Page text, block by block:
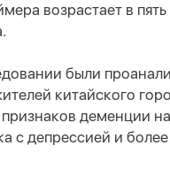
возрастает в
были
китайского
признаков деменции
с депрессией и